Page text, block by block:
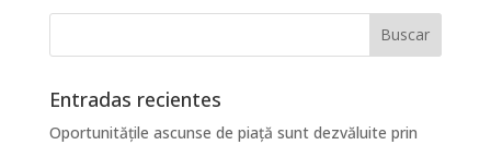
Entradas recientes
Oportunitățile ascunse de piață sunt dezvăluite prin